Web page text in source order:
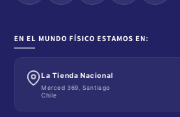
EN EL MUNDO FÍSICO ESTAMOS EN:
La Tienda Nacional
Merced 369, Santiago
Chile